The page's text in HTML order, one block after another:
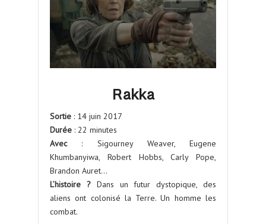
Rakka
Sortie : 14 juin 2017
Durée : 22 minutes
Avec: Sigourney Weaver, Eugene
Khumbanyiwa, Robert Hobbs, Carly Pope,
Brandon Auret…
L’histoire ?Dans un futur dystopique, des
aliens ont colonisé la Terre. Un homme les
combat.